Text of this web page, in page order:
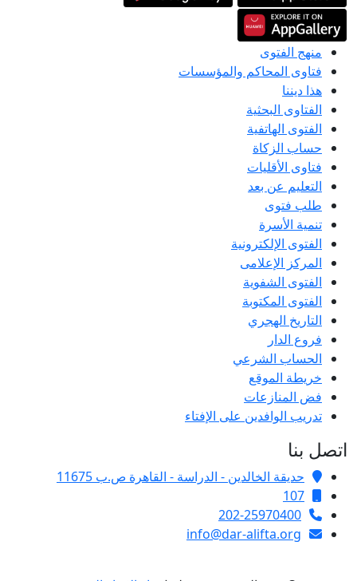
منهج الفتوى
فتاوى المحاكم والمؤسسات
هذا ديننا
الفتاوى البحثية
الفتوى الهاتفية
حساب الزكاة
فتاوى الأقليات
التعليم عن بعد
طلب فتوى
تنمية الأسرة
الفتوى الإلكترونية
المركز الإعلامى
الفتوى الشفوية
الفتوى المكتوبة
التاريخ الهجري
فروع الدار
الحساب الشرعي
خريطة الموقع
فض المنازعات
تدريب الوافدين على الإفتاء
اتصل بنا
حديقة الخالدين - الدراسة - القاهرة ص.ب 11675
107
202-25970400
info@dar-alifta.org